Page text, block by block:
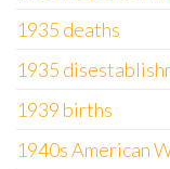
1935 deaths
1935
1939 births
1940s American